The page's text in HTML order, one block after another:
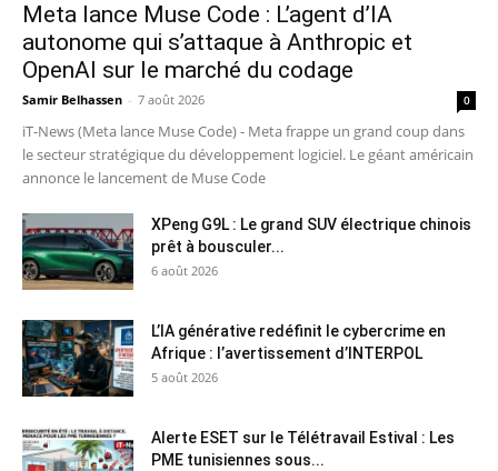
Meta lance Muse Code : L’agent d’IA
autonome qui s’attaque à Anthropic et
OpenAI sur le marché du codage
Samir Belhassen - 7 août 2026 0
iT-News (Meta lance Muse Code) - Meta frappe un grand coup dans
le secteur stratégique du développement logiciel. Le géant américain
annonce le lancement de Muse Code
XPeng G9L : Le grand SUV électrique chinois
prêt à bousculer...
6 août 2026
L’IA générative redéfinit le cybercrime en
Afrique : l’avertissement d’INTERPOL
5 août 2026
Alerte ESET sur le Télétravail Estival : Les
PME tunisiennes sous...